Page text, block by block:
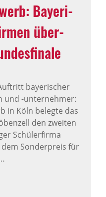
Baye­ri­
über­
bayerischer
und -unternehmer:
in Köln belegte das
den zweiten
Schülerfirma
dem Sonderpreis für